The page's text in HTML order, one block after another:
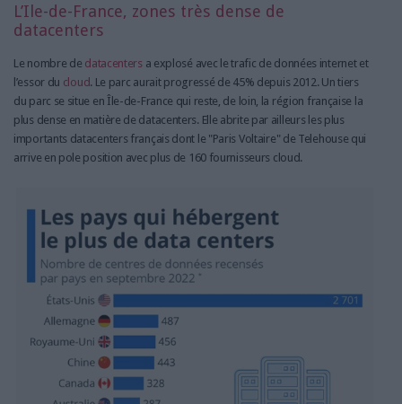
L’Ile-de-France, zones très dense de
datacenters
Le nombre de datacenters a explosé avec le trafic de données internet et
l’essor du cloud. Le parc aurait progressé de 45% depuis 2012. Un tiers
du parc se situe en Île-de-France qui reste, de loin, la région française la
plus dense en matière de datacenters. Elle abrite par ailleurs les plus
importants datacenters français dont le "Paris Voltaire" de Telehouse qui
arrive en pole position avec plus de 160 fournisseurs cloud.